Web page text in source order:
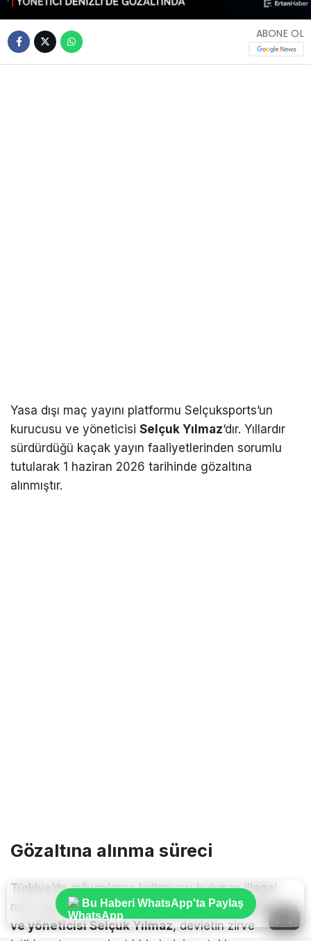
ABONE OL
Yasa dışı maç yayını platformu Selçuksports’un
kurucusu ve yöneticisi Selçuk Yılmaz‘dır. Yıllardır
sürdürdüğü kaçak yayın faaliyetlerinden sorumlu
tutularak 1 haziran 2026 tarihinde gözaltına
alınmıştır.
Gözaltına alınma süreci
Türkiye’de milyonlarca kullanıcısı bulunan illegal
maç yayını platformu“Selçuksports”un kurucusu
ve yöneticisi Selçuk Yılmaz, devletin zirve
2 / 2
Bu Haberi WhatsApp'ta Paylaş